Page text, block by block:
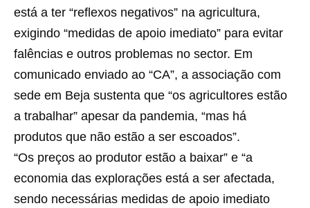
está a ter “reflexos negativos” na agricultura,
exigindo “medidas de apoio imediato” para evitar
falências e outros problemas no sector. Em
comunicado enviado ao “CA”, a associação com
sede em Beja sustenta que “os agricultores estão
a trabalhar” apesar da pandemia, “mas há
produtos que não estão a ser escoados”.
“Os preços ao produtor estão a baixar” e “a
economia das explorações está a ser afectada,
sendo necessárias medidas de apoio imediato